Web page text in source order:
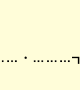
・………┓